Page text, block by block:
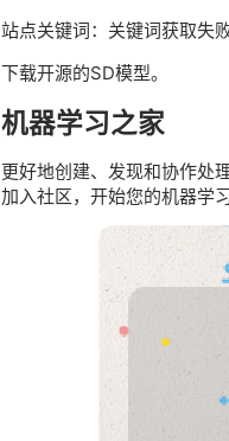
站点关键词：关键词获取失
下载开源的SD模型。
机器学习之家
更好地创建、发现和协作处理
加入社区，开始您的机器学习